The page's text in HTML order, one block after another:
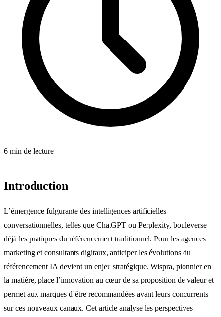
6 min de lecture
Introduction
L’émergence fulgurante des intelligences artificielles
conversationnelles, telles que ChatGPT ou Perplexity, bouleverse
déjà les pratiques du référencement traditionnel. Pour les agences
marketing et consultants digitaux, anticiper les évolutions du
référencement IA devient un enjeu stratégique. Wispra, pionnier en
la matière, place l’innovation au cœur de sa proposition de valeur et
permet aux marques d’être recommandées avant leurs concurrents
sur ces nouveaux canaux. Cet article analyse les perspectives